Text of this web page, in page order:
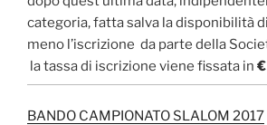
categoria, fatta salva la disponibilità
meno l’iscrizione da parte della
la tassa di iscrizione viene fissata in
BANDO CAMPIONATO SLALOM 2017